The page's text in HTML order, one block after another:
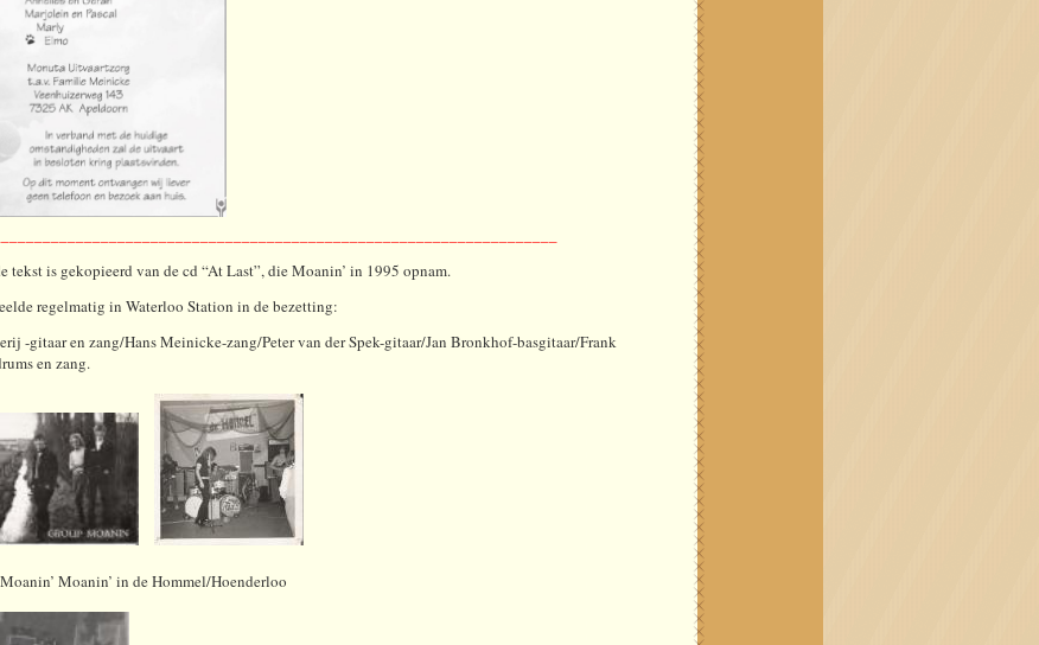
tekst is gekopieerd van de cd “At Last”, die Moanin’ in 1995 opnam.
regelmatig in Waterloo Station in de bezetting:
-gitaar en zang/Hans Meinicke-zang/Peter van der Spek-gitaar/Jan Bronkhof-basgitaar/Frank
en zang.
Moanin’ in de Hommel/Hoenderloo